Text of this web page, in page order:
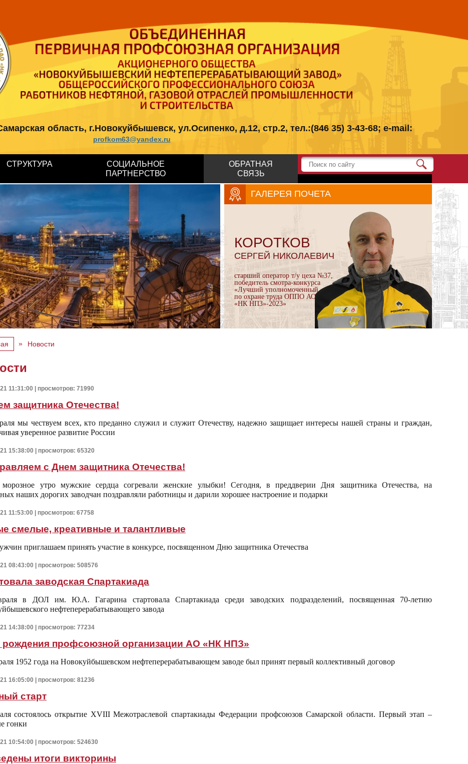
область, г.Новокуйбышевск, ул.Осипенко, д.12, стр.2, тел.:(846 35) 3-43-68; e-mail:
profkom63@yandex.ru
СТРУКТУРА
СОЦИАЛЬНОЕ
ПАРТНЕРСТВО
ОБРАТНАЯ
СВЯЗЬ
ГАЛЕРЕЯ ПОЧЕТА
КОРОТКОВ
СЕРГЕЙ НИКОЛАЕВИЧ
старший оператор т/у цеха №37,
победитель смотра-конкурса
«Лучший уполномоченный
по охране труда ОППО АО
«НК НПЗ»-2023»
» Новости
11:31:00 | просмотров: 71990
защитника Отечества!
мы чествуем всех, кто преданно служил и служит Отечеству, надежно защищает интересы нашей страны и граждан,
уверенное развитие России
15:38:00 | просмотров: 65320
с Днем защитника Отечества!
утро мужские сердцасогревали женские улыбки! Сегодня, в преддверии Дня защитника Отечества, на
наших дорогих заводчан поздравляли работницы и дарили хорошее настроение и подарки
11:53:00 | просмотров: 67758
смелые, креативные и талантливые
приглашаем принять участие в конкурсе, посвященном Дню защитника Отечества
08:43:00 | просмотров: 508576
заводская Спартакиада
в ДОЛ им. Ю.А. Гагарина стартовала Спартакиада среди заводских подразделений, посвященная 70-летию
нефтеперерабатывающего завода
14:38:00 | просмотров: 77234
рождения профсоюзной организации АО «НК НПЗ»
1952 года на Новокуйбышевском нефтеперерабатывающем заводе был принят первый коллективный договор
16:05:00 | просмотров: 81236
старт
состоялось открытие XVIII Межотраслевой спартакиады Федерации профсоюзов Самарской области. Первый этап –
гонки
10:54:00 | просмотров: 524630
итоги викторины